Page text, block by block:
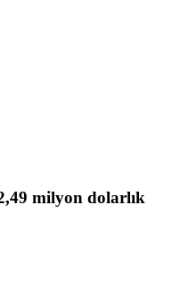
milyon dolarlık